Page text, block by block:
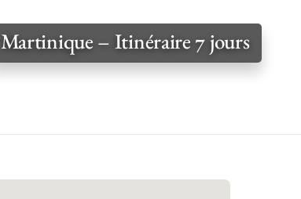
Martinique – Itinéraire 7 jours